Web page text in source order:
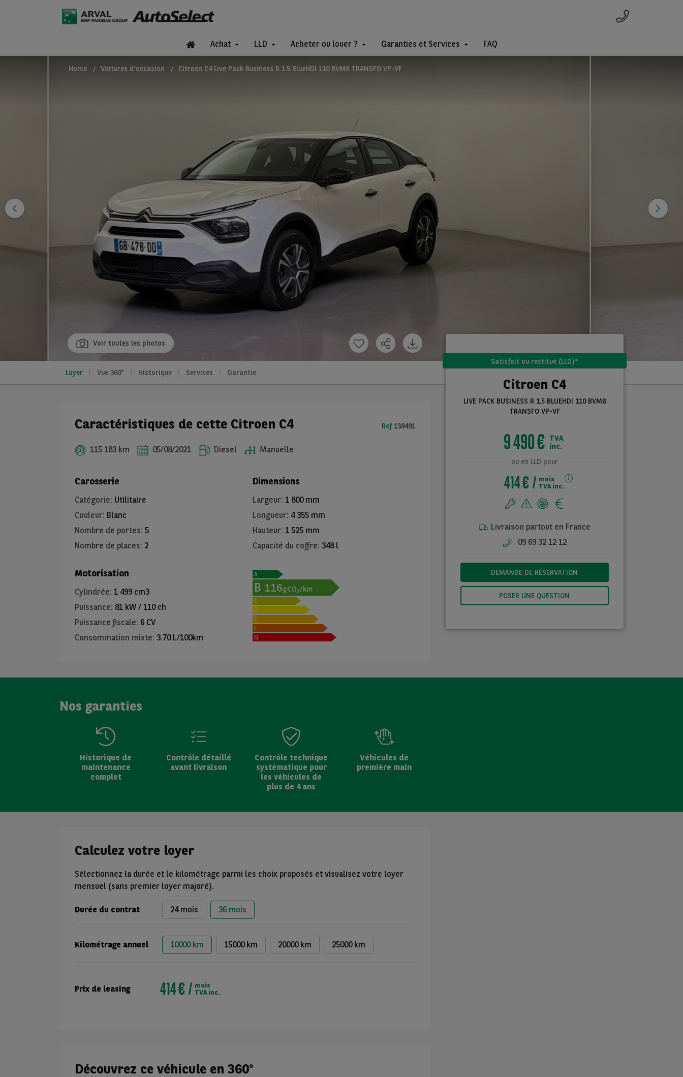
Achat LLD Acheter ou louer ? Garanties et Services FAQ
Home Voitures d'occasion Citroen C4 Live Pack Business R 1.5 BlueHDI 110 BVM6 TRANSFO VP-VF
Voir toutes les photos
Loyer Vue 360° Historique Services Garantie
Satisfait ou restitué (LLD)*
Citroen C4
LIVE PACK BUSINESS R 1.5 BLUEHDI 110 BVM6
TRANSFO VP-VF
9 490 € TVA
inc.
ou en LLD pour
414 €
mois
TVA inc.
Livraison partout en France
09 69 32 12 12
DEMANDE DE RÉSERVATION
POSER UNE QUESTION
Caractéristiques de cette Citroen C4
115 183 km 05/08/2021 Diesel Manuelle
Ref 138491
Carosserie
Catégorie: Utilitaire
Couleur: Blanc
Nombre de portes: 5
Nombre de places: 2
Dimensions
Largeur: 1 800 mm
Longueur: 4 355 mm
Hauteur: 1 525 mm
Capacité du coffre: 348 l
Motorisation
Cylindrée: 1 499 cm3
Puissance: 81 kW / 110 ch
Puissance fiscale: 6 CV
Consommation mixte: 3.70 L/100km
A
B 116gCO2/km
C
D
E
F
G
Nos garanties
Historique de
maintenance
complet
Contrôle détaillé
avant livraison
Contrôle technique
systématique pour
les véhicules de
plus de 4 ans
Véhicules de
première main
Calculez votre loyer
Sélectionnez la durée et le kilométrage parmi les choix proposés et visualisez votre loyer
mensuel (sans premier loyer majoré).
Durée du contrat 24 mois 36 mois
Kilométrage annuel 10000 km 15000 km 20000 km 25000 km
Prix de leasing 414 €
mois
TVA inc.
Découvrez ce véhicule en 360°